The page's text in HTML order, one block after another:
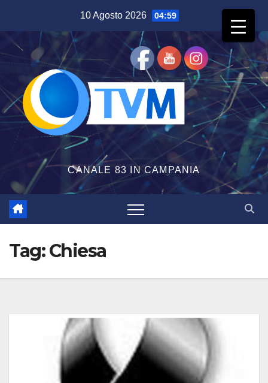
contenuto
10 Agosto 2026 04:59
CANALE 83 IN CAMPANIA
Tag:Chiesa